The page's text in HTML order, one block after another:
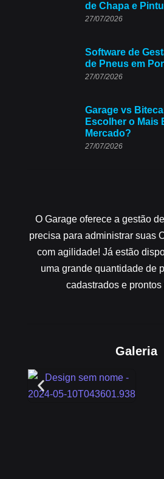
de Chapa e
27/07/2026
Software de
de Pneus em
27/07/2026
Garage vs
Escolher o Mais
Mercado?
27/07/2026
O Garage oferece a gestão
precisa para administrar suas
com agilidade! Já estão
uma grande quantidade de
cadastrados e prontos
Galeria